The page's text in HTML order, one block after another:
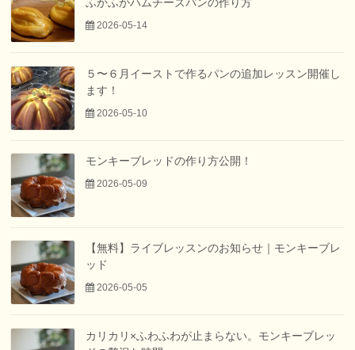
ふかふかハムチーズパンの作り方
2026-05-14
５〜６月イーストで作るパンの追加レッスン開催し
ます！
2026-05-10
モンキーブレッドの作り方公開！
2026-05-09
【無料】ライブレッスンのお知らせ｜モンキーブレ
ッド
2026-05-05
カリカリ×ふわふわが止まらない。モンキーブレッ